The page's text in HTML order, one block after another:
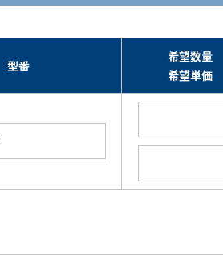
型番
希望数量
希望単価